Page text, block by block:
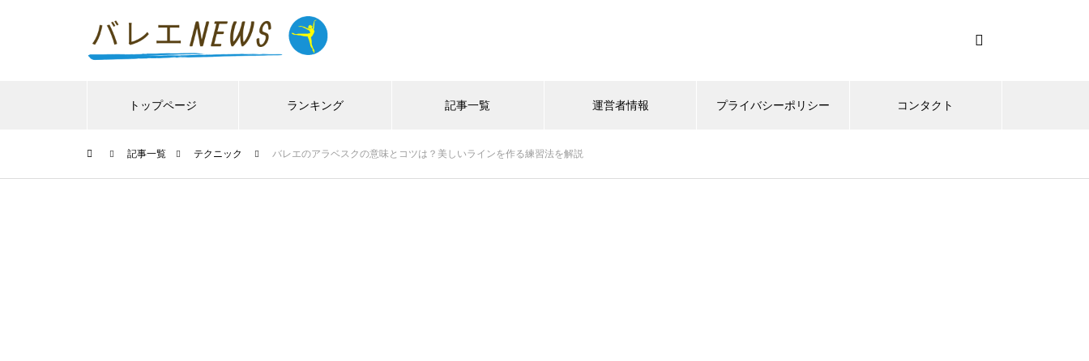
トップページ ランキング 記事一覧 運営者情報 プライバシーポリシー コンタクト
記事一覧 テクニック バレエのアラベスクの意味とコツは？美しいラインを作る練習法を解説